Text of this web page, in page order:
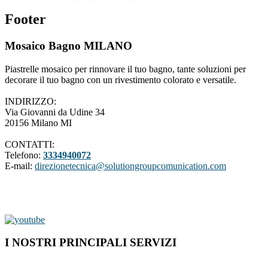
Footer
Mosaico Bagno MILANO
Piastrelle mosaico per rinnovare il tuo bagno, tante soluzioni per
decorare il tuo bagno con un rivestimento colorato e versatile.
INDIRIZZO:
Via Giovanni da Udine 34
20156 Milano MI
CONTATTI:
Telefono: 3334940072
E-mail: direzionetecnica@solutiongroupcomunication.com
I NOSTRI PRINCIPALI SERVIZI